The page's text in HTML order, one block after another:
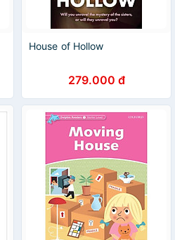
House of Hollow
279.000 đ